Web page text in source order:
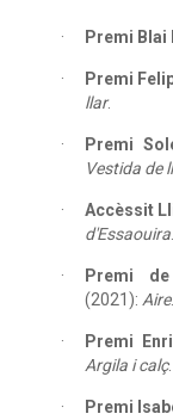
Premi Blai
Premi
llar.
Premi
Vestida de
Accèssit
d'Essaouira
Premi de
(2021): Aire.
Premi
Argila i calç.
Premi